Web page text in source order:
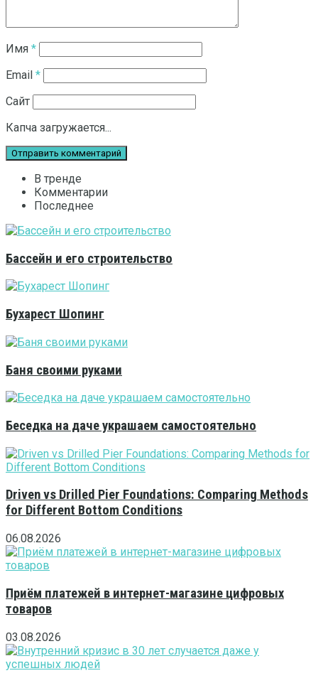
Имя *
Email *
Сайт
Капча загружается...
В тренде
Комментарии
Последнее
Бассейн и его строительство
Бухарест Шопинг
Баня своими руками
Беседка на даче украшаем самостоятельно
Driven vs Drilled Pier Foundations: Comparing Methods
for Different Bottom Conditions
06.08.2026
Приём платежей в интернет-магазине цифровых
товаров
03.08.2026